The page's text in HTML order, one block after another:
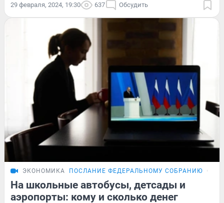
29 февраля, 2024, 19:30 637 Обсудить
ЭКОНОМИКА ПОСЛАНИЕ ФЕДЕРАЛЬНОМУ СОБРАНИЮ
На школьные автобусы, детсады и
аэропорты: кому и сколько денег